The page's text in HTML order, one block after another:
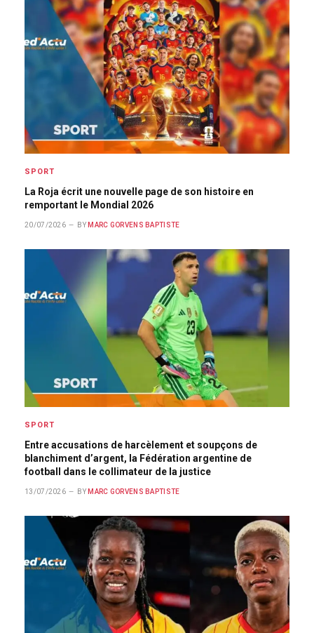
SPORT
La Roja écrit une nouvelle page de son histoire en
remportant le Mondial 2026
20/07/2026 BY MARC GORVENS BAPTISTE
SPORT
Entre accusations de harcèlement et soupçons de
blanchiment d’argent, la Fédération argentine de
football dans le collimateur de la justice
13/07/2026 BY MARC GORVENS BAPTISTE